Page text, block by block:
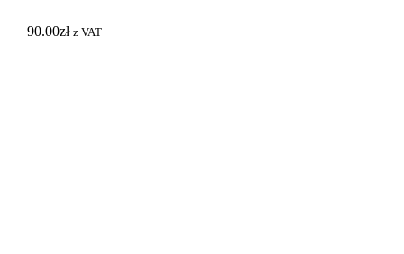
90.00zł z VAT